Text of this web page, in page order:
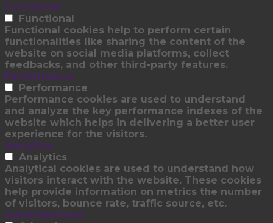
Functional
Functional
Functional cookies help to perform certain
functionalities like sharing the content of the
website on social media platforms, collect
feedbacks, and other third-party features.
Performance
Performance
Performance cookies are used to understand
and analyze the key performance indexes of the
website which helps in delivering a better user
experience for the visitors.
Analytics
Analytics
Analytical cookies are used to understand how
visitors interact with the website. These cookies
help provide information on metrics the number
of visitors, bounce rate, traffic source, etc.
Advertisement